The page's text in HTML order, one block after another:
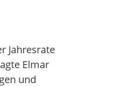
Jahresrate
Elmar
und